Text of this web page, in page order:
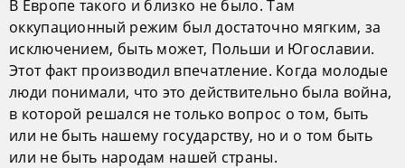
В Европе такого и близко не было. Там
оккупационный режим был достаточно мягким, за
исключением, быть может, Польши и Югославии.
Этот факт производил впечатление. Когда молодые
люди понимали, что это действительно была война,
в которой решался не только вопрос о том, быть
или не быть нашему государству, но и о том быть
или не быть народам нашей страны.